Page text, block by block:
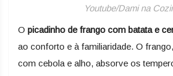
Youtube/Dami na
O picadinho de frango com batata e
ao conforto e à familiaridade. O
com cebola e alho, absorve os